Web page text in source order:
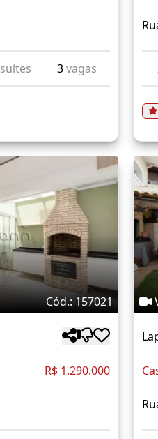
suítes 3vagas
Cód.: 157021
R$ 1.290.000